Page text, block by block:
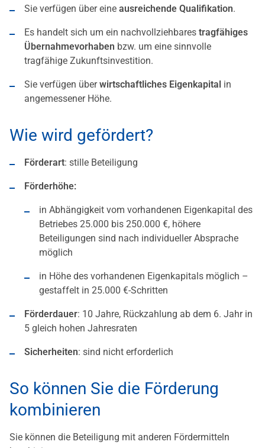
Sie verfügen über eine ausreichende Qualifikation.
Es handelt sich um ein nachvollziehbares tragfähiges
Übernahmevorhaben bzw. um eine sinnvolle
tragfähige Zukunftsinvestition.
Sie verfügen überwirtschaftliches Eigenkapital in
angemessener Höhe.
Wie wird gefördert?
Förderart: stille Beteiligung
Förderhöhe:
in Abhängigkeit vom vorhandenen Eigenkapital des
Betriebes 25.000 bis 250.000 €, höhere
Beteiligungen sind nach individueller Absprache
möglich
in Höhe des vorhandenen Eigenkapitals möglich –
gestaffelt in 25.000 €-Schritten
Förderdauer: 10 Jahre, Rückzahlung ab dem 6. Jahr in
5 gleich hohen Jahresraten
Sicherheiten: sind nicht erforderlich
So können Sie die Förderung
kombinieren
Sie können die Beteiligung mit anderen Fördermitteln